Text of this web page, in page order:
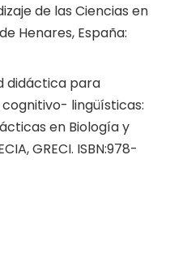
de las Ciencias en
Henares, España:
didáctica para
lingüísticas:
en Biología y
GRECI. ISBN:978-